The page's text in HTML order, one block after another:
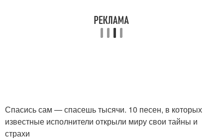
Спасись сам — спасешь тысячи. 10 песен, в которых
известные исполнители открыли миру свои тайны и
страхи